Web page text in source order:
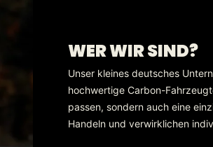
WER WIR SIND?
Unser kleines deutsches
hochwertige Carbon-
passen, sondern auch eine
Handeln und verwirklichen